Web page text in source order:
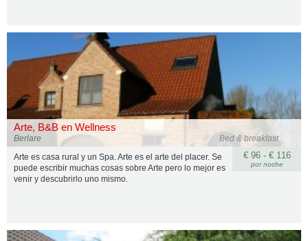
Arte, B&B en Wellness
Bed & breakfast
Berlare
€ 96 - € 116
por noche
Arte es casa rural y un Spa. Arte es el arte del placer. Se
puede escribir muchas cosas sobre Arte pero lo mejor es
venir y descubrirlo uno mismo.